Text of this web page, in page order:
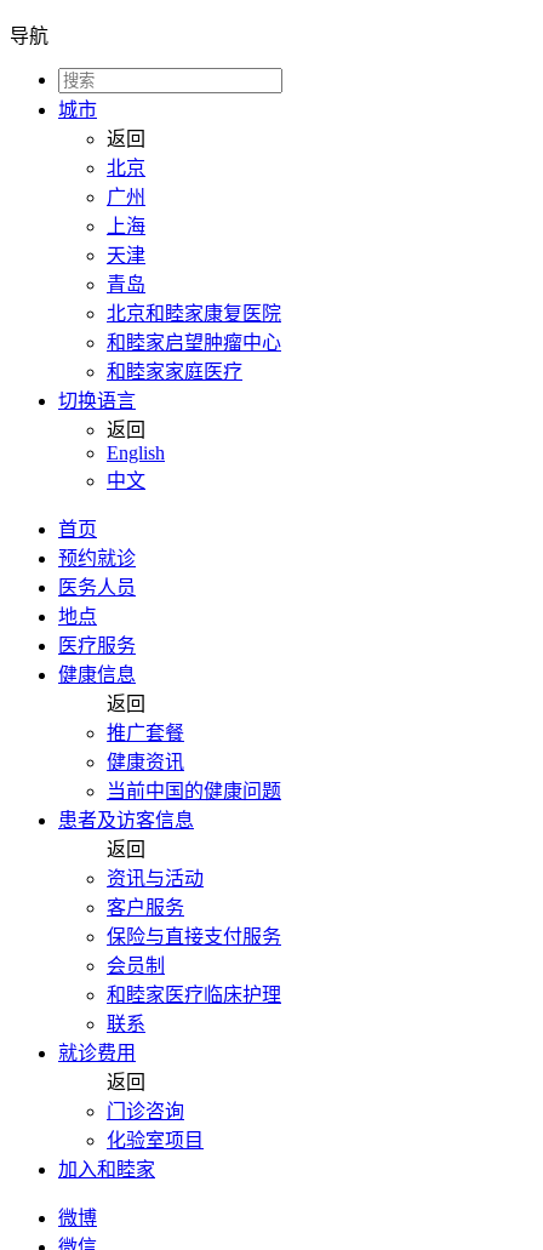
导航
城市
返回
北京
广州
上海
天津
青岛
北京和睦家康复医院
和睦家启望肿瘤中心
和睦家家庭医疗
切换语言
返回
English
中文
首页
预约就诊
医务人员
地点
医疗服务
健康信息
返回
推广套餐
健康资讯
当前中国的健康问题
患者及访客信息
返回
资讯与活动
客户服务
保险与直接支付服务
会员制
和睦家医疗临床护理
联系
就诊费用
返回
门诊咨询
化验室项目
加入和睦家
微博